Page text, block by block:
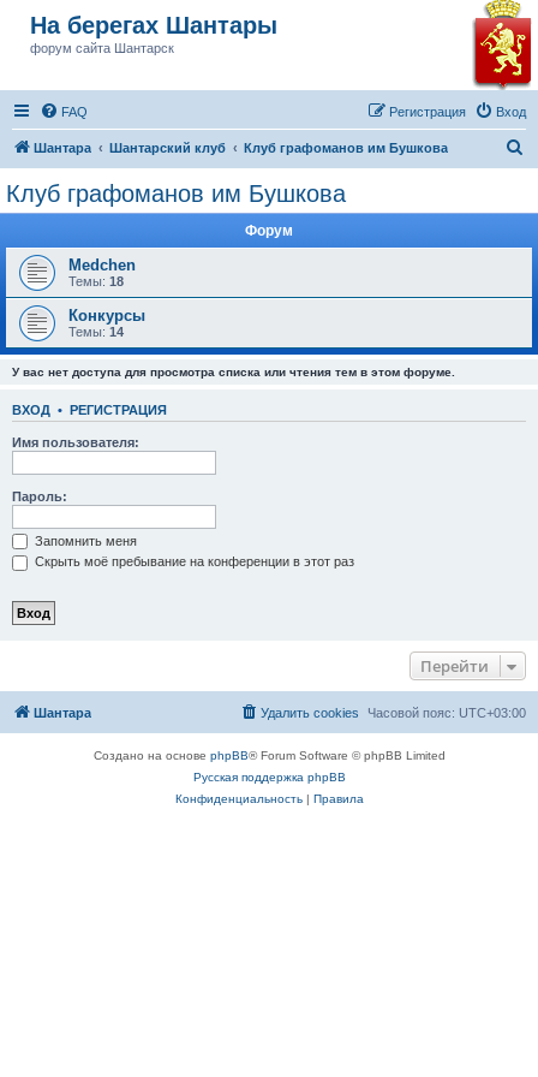
На берегах Шантары
форум сайта Шантарск
FAQ Вход
Регистрация
Шантара Шантарский клуб Клуб графоманов им Бушкова
Клуб графоманов им Бушкова
Форум
Medchen
Темы: 18
Конкурсы
Темы: 14
У вас нет доступа для просмотра списка или чтения тем в этом форуме.
ВХОД • РЕГИСТРАЦИЯ
Имя пользователя:
Пароль:
Запомнить меня
Скрыть моё пребывание на конференции в этот раз
Перейти
Шантара Часовой пояс: UTC+03:00
Удалить cookies
Создано на основе phpBB® Forum Software © phpBB Limited
Русская поддержка phpBB
Конфиденциальность| Правила